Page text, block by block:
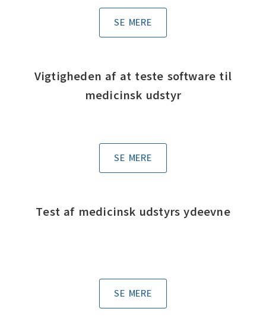
SE MERE
Vigtigheden af at teste software til
medicinsk udstyr
SE MERE
Test af medicinsk udstyrs ydeevne
SE MERE